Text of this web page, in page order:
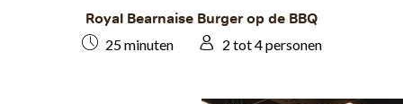
Royal Bearnaise Burger op de BBQ
25 minuten 2 tot 4 personen